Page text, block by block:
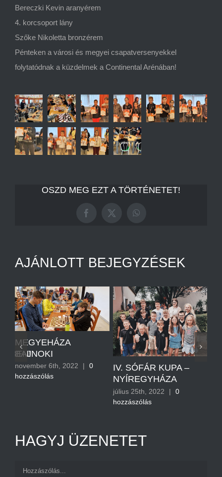
Bereczki Kevin aranyérem
4. korcsoport lány
Szőke Nikoletta bronzérem
Pénteken a városi és megyei csapatversenyekkel
folytatódnak a küzdelmek a Continental Arénában!
OSZD MEG EZT A TÖRTÉNETET!
Facebook
X WhatsApp
AJÁNLOTT BEJEGYZÉSEK
MEGYEHÁZA
BAJNOKI
november 6th, 2022 |
0
hozzászólás
IV. SÓFÁR KUPA –
NYÍREGYHÁZA
július 25th, 2022 |
0
hozzászólás
HAGYJ ÜZENETET
Hozzászólás